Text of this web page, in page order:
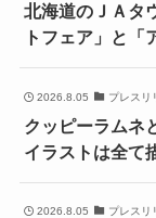
北海道のＪＡタ
トフェア」と「
2026.8.05 プレスリ
クッピーラムネ
イラストは全て
2026.8.05 プレスリ